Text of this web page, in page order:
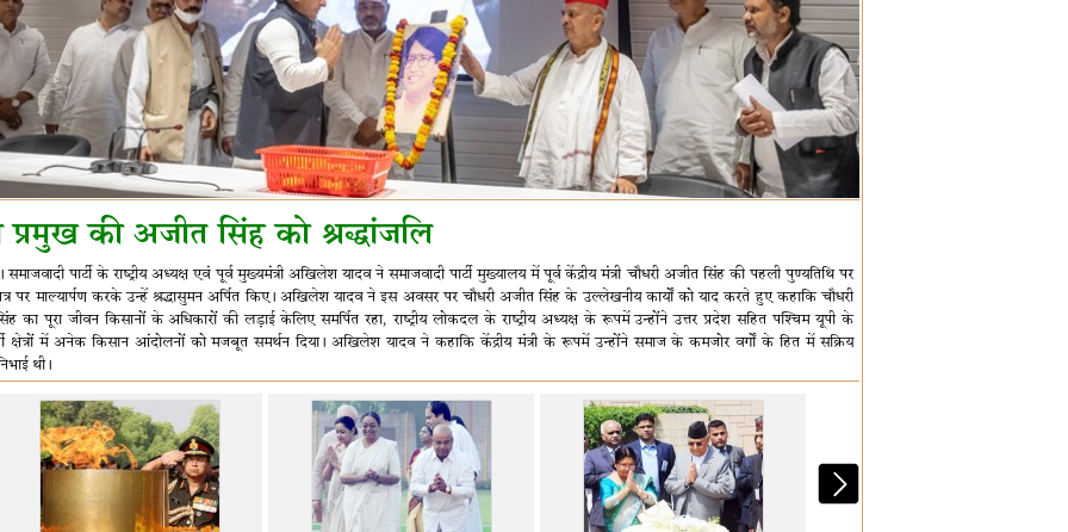
प्रमुख की अजीत सिंह को श्रद्धांजलि
पार्टी के राष्ट्रीय अध्यक्ष एवं पूर्व मुख्यमंत्री अखिलेश यादव ने समाजवादी पार्टी मुख्यालय में पूर्व केंद्रीय मंत्री चौधरी अजीत सिंह की पहली पुण्यतिथि पर
पर माल्यार्पण करके उन्हें श्रद्धासुमन अर्पित किए। अखिलेश यादव ने इस अवसर पर चौधरी अजीत सिंह के उल्लेखनीय कार्यों को याद करते हुए कहाकि चौधरी
का पूरा जीवन किसानों के अधिकारों की लड़ाई केलिए समर्पित रहा, राष्ट्रीय लोकदल के राष्ट्रीय अध्यक्ष के रूपमें उन्होंने उत्तर प्रदेश सहित पश्चिम यूपी के
क्षेत्रों में अनेक किसान आंदोलनों को मजबूत समर्थन दिया। अखिलेश यादव ने कहाकि केंद्रीय मंत्री के रूपमें उन्होंने समाज के कमजोर वर्गों के हित में सक्रिय
थी।